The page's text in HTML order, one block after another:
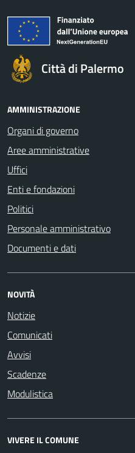
Città di Palermo
AMMINISTRAZIONE
Organi di governo
Aree amministrative
Uffici
Enti e fondazioni
Politici
Personale amministrativo
Documenti e dati
NOVITÀ
Notizie
Comunicati
Avvisi
Scadenze
Modulistica
VIVERE IL COMUNE